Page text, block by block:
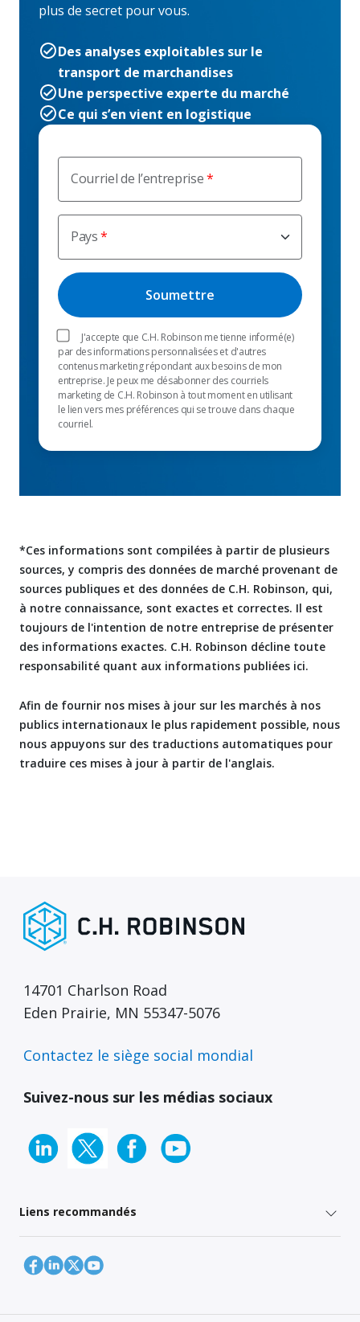
Courriel de l’entreprise
Pays
J'accepte que C.H. Robinson me tienne informé(e)
par des informations personnalisées et d'autres
contenus marketing répondant aux besoins de mon
entreprise. Je peux me désabonner des courriels
marketing de C.H. Robinson à tout moment en utilisant
le lien vers mes préférences qui se trouve dans chaque
courriel.
plus de secret pour vous.
Des analyses exploitables sur le
transport de marchandises
Une perspective experte du marché
Ce qui s’en vient en logistique
*Ces informations sont compilées à partir de plusieurs
sources, y compris des données de marché provenant de
sources publiques et des données de C.H. Robinson, qui,
à notre connaissance, sont exactes et correctes. Il est
toujours de l'intention de notre entreprise de présenter
des informations exactes. C.H. Robinson décline toute
responsabilité quant aux informations publiées ici.
Afin de fournir nos mises à jour sur les marchés à nos
publics internationaux le plus rapidement possible, nous
nous appuyons sur des traductions automatiques pour
traduire ces mises à jour à partir de l'anglais.
14701 Charlson Road
Eden Prairie, MN 55347-5076
Contactez le siège social mondial
Suivez-nous sur les médias sociaux
Liens recommandés